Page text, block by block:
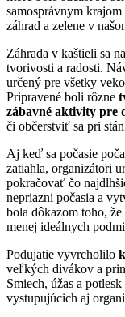
samosprávnym
záhrad a zelene v
Záhrada v kaštieli sa
tvorivosti a radosti.
určený pre všetky
Pripravené boli rôzne
zábavné aktivity pre
či občerstviť sa pri
Aj keď sa počasie
zatiahla, organizátori
pokračovať čo
nepriazni počasia a
bola dôkazom toho,
menej ideálnych
Podujatie vyvrcholilo
veľkých divákov a
Smiech, úžas a
vystupujúcich aj